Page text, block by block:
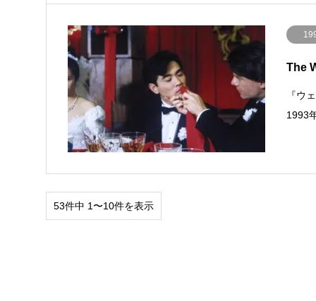
The
『ウ
1993
53件中 1〜10件を表示